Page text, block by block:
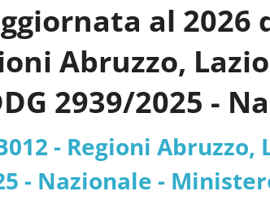
al
Abruzzo,
2939/2025 -
- Ufficio
- Regioni Abruzzo,
- Nazionale -